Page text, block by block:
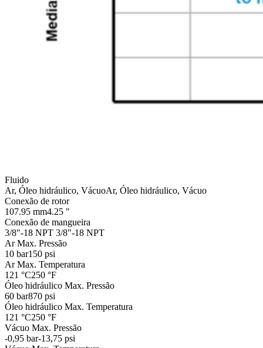
Fluido
Ar, Óleo hidráulico, VácuoAr, Óleo hidráulico, Vácuo
Conexão de rotor
107.95 mm4.25 "
Conexão de mangueira
3/8"-18 NPT 3/8"-18 NPT
Ar Max. Pressão
10 bar150 psi
Ar Max. Temperatura
121 °C250 °F
Óleo hidráulico Max. Pressão
60 bar870 psi
Óleo hidráulico Max. Temperatura
121 °C250 °F
Vácuo Max. Pressão
-0,95 bar-13,75 psi